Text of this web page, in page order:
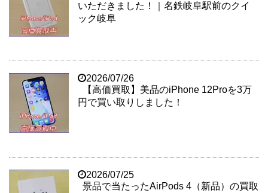
いただきました！｜名鉄岐阜駅前のクイ
ック岐阜
2026/07/26
【高価買取】美品のiPhone 12Proを3万
円で買い取りしました！
2026/07/25
景品で当たったAirPods 4（新品）の買取